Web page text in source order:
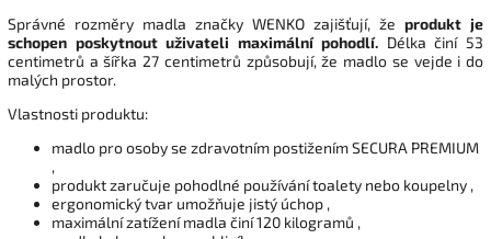
Správné rozměry madla značky WENKO zajišťují, že produkt je
schopen poskytnout uživateli maximální pohodlí. Délka činí 53
centimetrů a šířka 27 centimetrů způsobují, že madlo se vejde i do
malých prostor.
Vlastnosti produktu:
madlo pro osoby se zdravotním postižením SECURA PREMIUM
,
produkt zaručuje pohodlné používání toalety nebo koupelny ,
ergonomický tvar umožňuje jistý úchop ,
maximální zatížení madla činí 120 kilogramů ,